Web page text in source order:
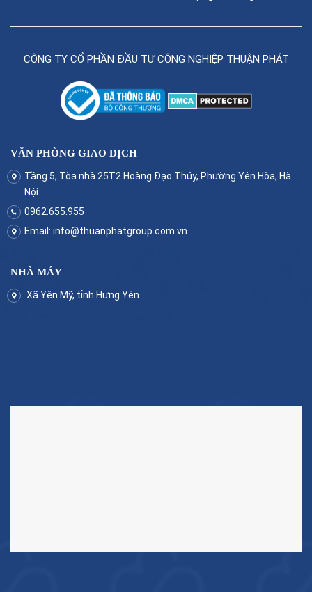
CÔNG TY CỔ PHẦN ĐẦU TƯ CÔNG NGHIỆP THUẬN PHÁT
VĂN PHÒNG GIAO DỊCH
Tầng 5, Tòa nhà 25T2 Hoàng Đạo Thúy, Phường Yên Hòa, Hà
Nội
0962.655.955
Email: info@thuanphatgroup.com.vn
NHÀ MÁY
Xã Yên Mỹ, tỉnh Hưng Yên